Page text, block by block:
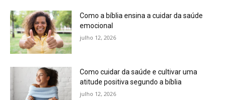
Como a bíblia ensina a cuidar da saúde
emocional
julho 12, 2026
Como cuidar da saúde e cultivar uma
atitude positiva segundo a bíblia
julho 12, 2026